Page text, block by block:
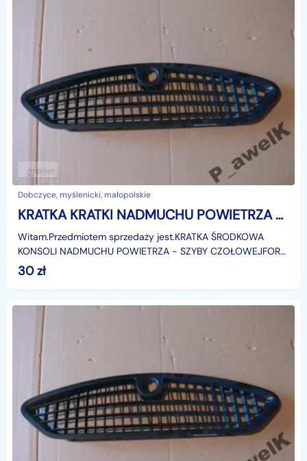
Dobczyce, myślenicki, małopolskie
KRATKA KRATKI NADMUCHU POWIETRZA FORD S MAX S-MAX Ford S-MAX
Witam.Przedmiotem sprzedaży jest.KRATKA ŚRODKOWA
KONSOLI NADMUCHU POWIETRZA - SZYBY CZOŁOWEJFORD
S-MAXModel: 2006-2015r.Zastosowanie:Ford S-max, od:
06.03.2006
30zł